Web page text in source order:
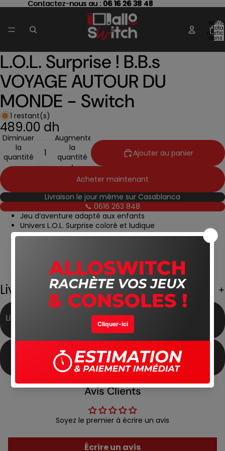
Contactez-nous au : 06 16 26 38 48
Contactez-nous au : 06 16 26 38 48
total
dans
Ouvrir
l’image
en
plein
écran
L.O.L. Surprise ! B.B.s
VOYAGE AUTOUR DU
MONDE - Switch
1 restant(s)
489.00 dh
Diminuer
la
quantité
Augmenter
la
quantité
Ajouter au panier
Acheter maintenant
Livraison le jour même sur Casablanca
📞 0616 263 848
Jeu d’aventure adapté aux enfants
Univers L.O.L. Surprise coloré et ludique
Mini-jeux variés et défis amusants
Idéal pour jouer en solo
Parfait pour les fans de L.O.L. Surprise
Livraison Gratuite
Livraison Gratuite partout Meilleur Prix du Marché
Produits Authentiques Satisfait ou Remboursé
Avis Clients
Soyez le premier à écrire un avis
Écrire un avis